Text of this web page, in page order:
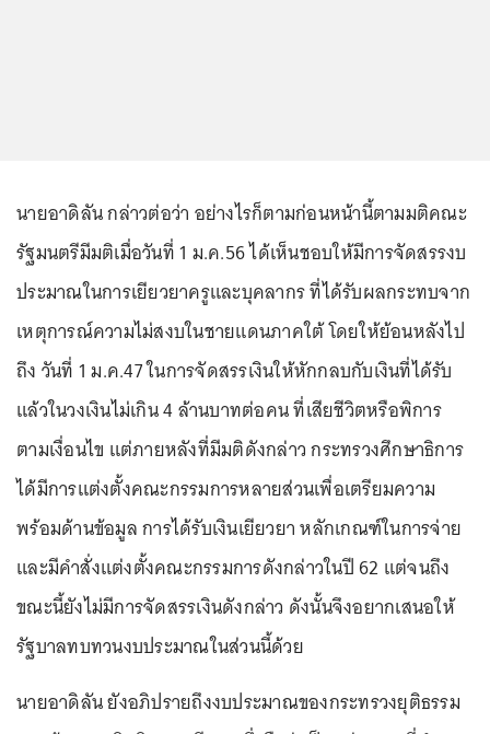
นายอาดิลัน กล่าวต่อว่า อย่างไรก็ตามก่อนหน้านี้ตามมติคณะ
รัฐมนตรีมีมติเมื่อวันที่ 1 ม.ค.56 ได้เห็นชอบให้มีการจัดสรรงบ
ประมาณในการเยียวยาครูและบุคลากร ที่ได้รับผลกระทบจาก
เหตุการณ์ความไม่สงบในชายแดนภาคใต้ โดยให้ย้อนหลังไป
ถึง วันที่ 1 ม.ค.47 ในการจัดสรรเงินให้หักกลบกับเงินที่ได้รับ
แล้วในวงเงินไม่เกิน 4 ล้านบาทต่อคน ที่เสียชีวิตหรือพิการ
ตามเงื่อนไข แต่ภายหลังที่มีมติดังกล่าว กระทรวงศึกษาธิการ
ได้มีการแต่งตั้งคณะกรรมการหลายส่วนเพื่อเตรียมความ
พร้อมด้านข้อมูล การได้รับเงินเยียวยา หลักเกณฑ์ในการจ่าย
และมีคำสั่งแต่งตั้งคณะกรรมการดังกล่าวในปี 62 แต่จนถึง
ขณะนี้ยังไม่มีการจัดสรรเงินดังกล่าว ดังนั้นจึงอยากเสนอให้
รัฐบาลทบทวนงบประมาณในส่วนนี้ด้วย
นายอาดิลัน ยังอภิปรายถึงงบประมาณของกระทรวงยุติธรรม